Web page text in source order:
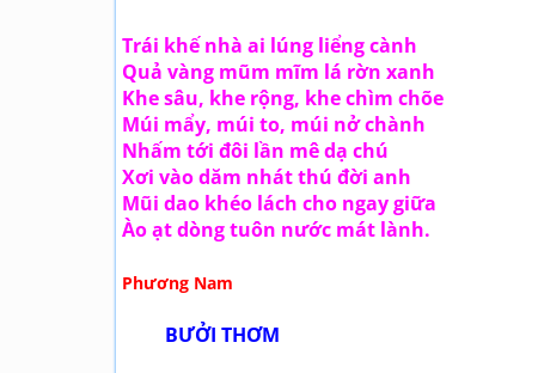
Trái khế nhà ai lúng liểng cành
Quả vàng mũm mĩm lá rờn xanh
Khe sâu, khe rộng, khe chìm chõe
Múi mẩy, múi to, múi nở chành
Nhấm tới đôi lần mê dạ chú
Xơi vào dăm nhát thú đời anh
Mũi dao khéo lách cho ngay giữa
Ào ạt dòng tuôn nước mát lành.
Phương Nam
BƯỞI THƠM